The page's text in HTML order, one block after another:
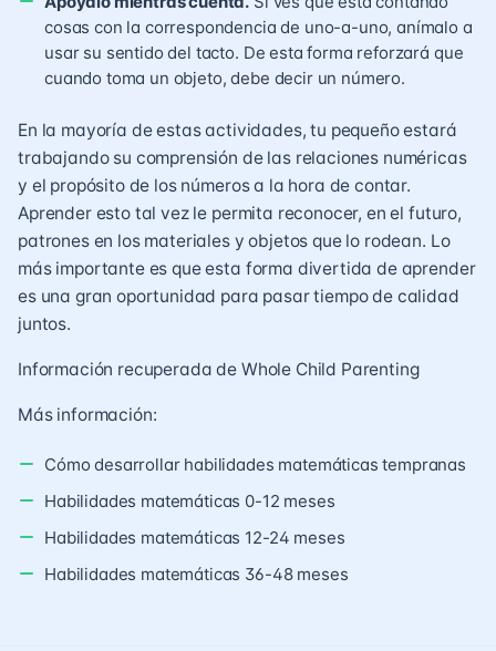
cosas con la correspondencia de uno-a-uno, anímalo a
usar su sentido del tacto. De esta forma reforzará que
cuando toma un objeto, debe decir un número.
En la mayoría de estas actividades, tu pequeño estará
trabajando su comprensión de las relaciones numéricas
y el propósito de los números a la hora de contar.
Aprender esto tal vez le permita reconocer, en el futuro,
patrones en los materiales y objetos que lo rodean. Lo
más importante es que esta forma divertida de aprender
es una gran oportunidad para pasar tiempo de calidad
juntos.
Información recuperada de Whole Child Parenting
Más información:
Cómo desarrollar habilidades matemáticas tempranas
Habilidades matemáticas 0-12 meses
Habilidades matemáticas 12-24 meses
Habilidades matemáticas 36-48 meses